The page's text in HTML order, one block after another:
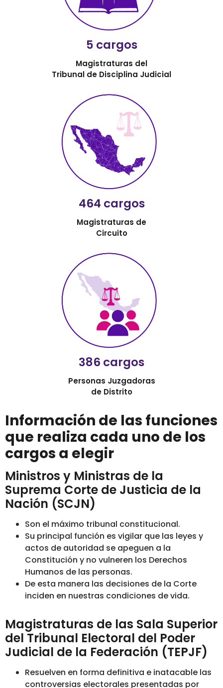
5 cargos
Magistraturas del
Tribunal de Disciplina Judicial
464 cargos
Magistraturas de
Circuito
386 cargos
Personas Juzgadoras
de Distrito
Información de las funciones
que realiza cada uno de los
cargos a elegir
Ministros y Ministras de la
Suprema Corte de Justicia de la
Nación (SCJN)
Son el máximo tribunal constitucional.
Su principal función es vigilar que las leyes y
actos de autoridad se apeguen a la
Constitución y no vulneren los Derechos
Humanos de las personas.
De esta manera las decisiones de la Corte
inciden en nuestras condiciones de vida.
Magistraturas de las Sala Superior
del Tribunal Electoral del Poder
Judicial de la Federación (TEPJF)
Resuelven en forma definitiva e inatacable las
controversias electorales presentadas por